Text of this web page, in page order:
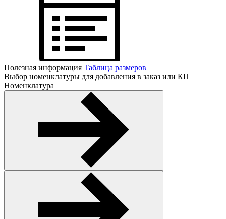
Полезная информация Таблица размеров
Выбор номенклатуры для добавления в заказ или КП
Номенклатура